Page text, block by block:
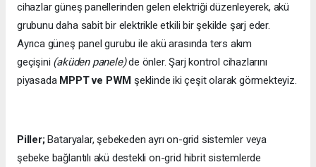
cihazlar güneş panellerinden gelen elektriği düzenleyerek, akü
grubunu daha sabit bir elektrikle etkili bir şekilde şarj eder.
Ayrıca güneş panel gurubu ile akü arasında ters akım
geçişini (aküden panele)de önler. Şarj kontrol cihazlarını
piyasada MPPT ve PWM şeklinde iki çeşit olarak görmekteyiz.
Piller;Bataryalar, şebekeden ayrı on-grid sistemler veya
şebeke bağlantılı akü destekli on-grid hibrit sistemlerde